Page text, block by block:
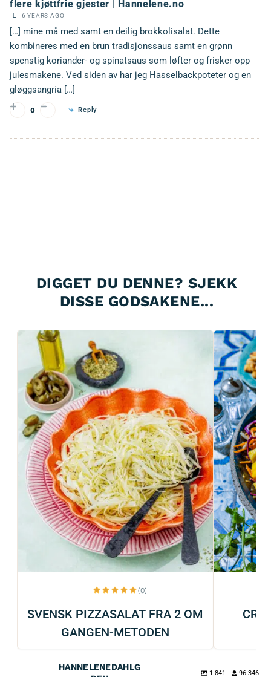
flere kjøttfrie gjester | Hannelene.no
6 YEARS AGO
[…] mine må med samt en deilig brokkolisalat. Dette
kombineres med en brun tradisjonssaus samt en grønn
spenstig koriander- og spinatsaus som løfter og frisker opp
julesmakene. Ved siden av har jeg Hasselbackpoteter og en
gløggsangria […]
0 Reply
DIGGET DU DENNE? SJEKK
DISSE GODSAKENE...
(0)
SVENSK PIZZASALAT FRA 2 OM
GANGEN-METODEN
HANNELENEDAHLG
1 841 96 346